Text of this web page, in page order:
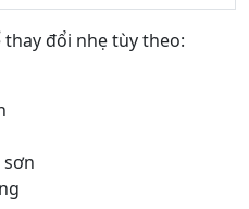
đổi nhẹ tùy theo: